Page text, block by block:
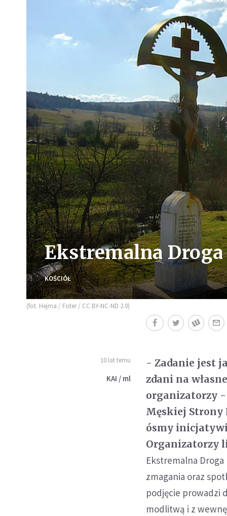
Ekstremalna
KOŚCIÓŁ
(fot. Hejma / Foter / CC BY-NC-ND 2.0)
10 lat temu
KAI / ml
- Zadanie jest
zdani na
organizatorzy
Męskiej Strony
ósmy
Organizatorzy
Ekstremalna
zmagania oraz
podjęcie prowadzi
modlitwą i z